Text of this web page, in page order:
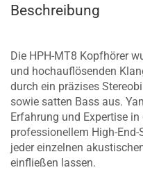
Beschreibung
Die HPH-MT8 Kopfhörer
und hochauflösenden
durch ein präzises
sowie satten Bass aus.
Erfahrung und Expertise
professionellem High-
jeder einzelnen
einfließen lassen.